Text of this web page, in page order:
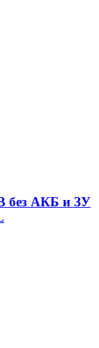
без АКБ и ЗУ